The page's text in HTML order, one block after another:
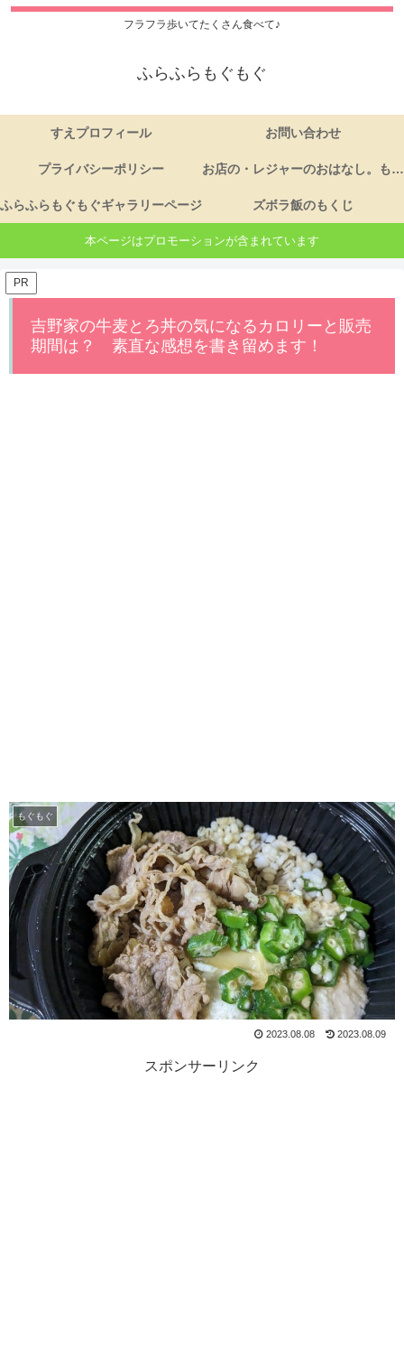
フラフラ歩いてたくさん食べて♪
ふらふらもぐもぐ
すえプロフィール お問い合わせ
プライバシーポリシー お店の・レジャーのおはなし。もくじ
ふらふらもぐもぐギャラリーページ ズボラ飯のもくじ
本ページはプロモーションが含まれています
PR
吉野家の牛麦とろ丼の気になるカロリーと販売
期間は？ 素直な感想を書き留めます！
もぐもぐ
2023.08.08 2023.08.09
スポンサーリンク